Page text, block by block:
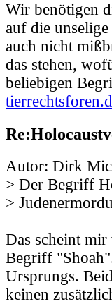
Wir benötigen
auf die
auch nicht
das stehen,
beliebigen
Autor: Dirk
> Der Begriff
>
Das scheint
Begriff
Ursprungs.
keinen